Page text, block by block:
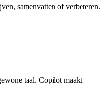
samenvatten of verbeteren.
taal. Copilot maakt